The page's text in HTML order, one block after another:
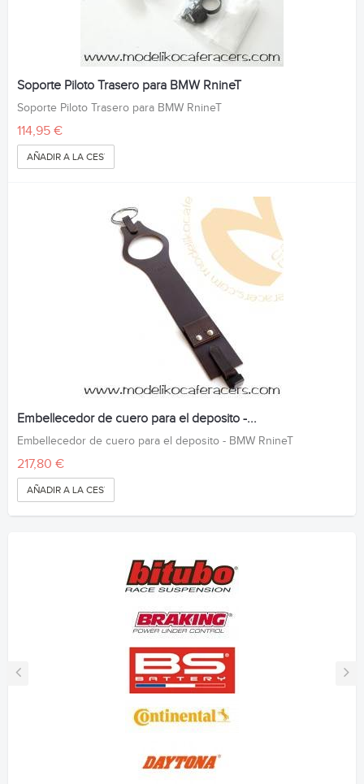
Soporte Piloto Trasero para BMW RnineT
Soporte Piloto Trasero para BMW RnineT
114,95 €
AÑADIR A LA CESTA
Embellecedor de cuero para el deposito -...
Embellecedor de cuero para el deposito - BMW RnineT
217,80 €
AÑADIR A LA CESTA